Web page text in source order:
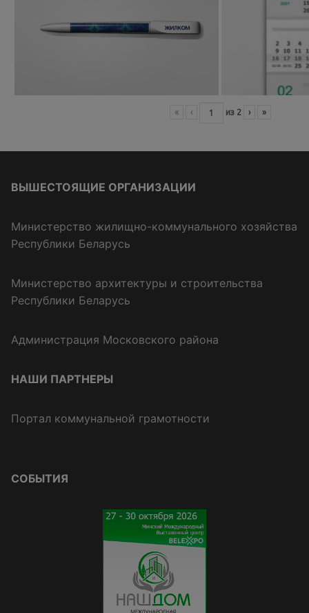
« ‹ из 2 › »
ВЫШЕСТОЯЩИЕ ОРГАНИЗАЦИИ
Министерство жилищно-коммунального хозяйства
Республики Беларусь
Министерство архитектуры и строительства
Республики Беларусь
Администрация Московского района
НАШИ ПАРТНЕРЫ
Портал коммунальной грамотности
СОБЫТИЯ